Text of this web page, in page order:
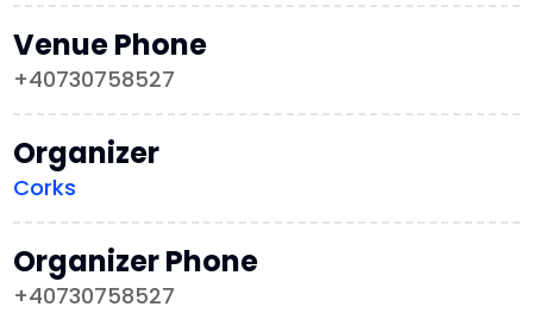
Venue Phone
+40730758527
Organizer
Corks
Organizer Phone
+40730758527